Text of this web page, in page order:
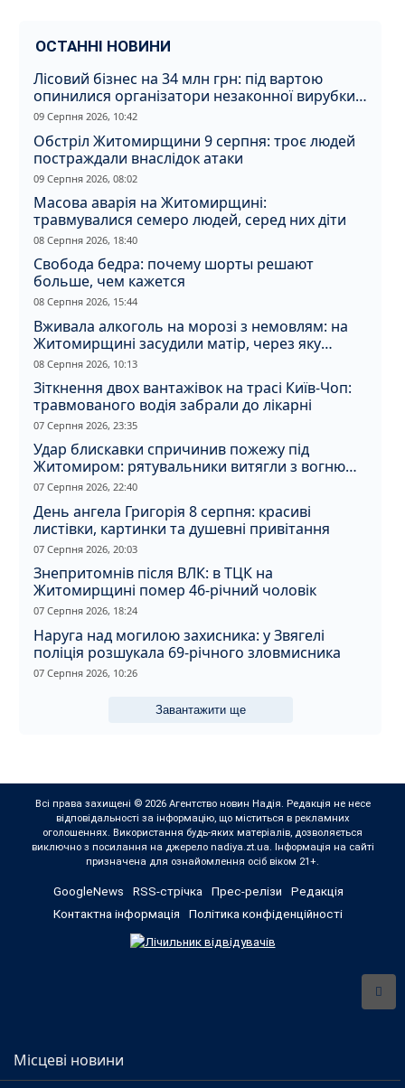
ОСТАННІ НОВИНИ
Лісовий бізнес на 34 млн грн: під вартою
опинилися організатори незаконної вирубки
на Житомирщині
09 Серпня 2026, 10:42
Обстріл Житомирщини 9 серпня: троє людей
постраждали внаслідок атаки
09 Серпня 2026, 08:02
Масова аварія на Житомирщині:
травмувалися семеро людей, серед них діти
08 Серпня 2026, 18:40
Свобода бедра: почему шорты решают
больше, чем кажется
08 Серпня 2026, 15:44
Вживала алкоголь на морозі з немовлям: на
Житомирщині засудили матір, через яку
дитина отримала обмороження
08 Серпня 2026, 10:13
Зіткнення двох вантажівок на трасі Київ-Чоп:
травмованого водія забрали до лікарні
07 Серпня 2026, 23:35
Удар блискавки спричинив пожежу під
Житомиром: рятувальники витягли з вогню
кота
07 Серпня 2026, 22:40
День ангела Григорія 8 серпня: красиві
листівки, картинки та душевні привітання
07 Серпня 2026, 20:03
Знепритомнів після ВЛК: в ТЦК на
Житомирщині помер 46-річний чоловік
07 Серпня 2026, 18:24
Наруга над могилою захисника: у Звягелі
поліція розшукала 69-річного зловмисника
07 Серпня 2026, 10:26
Завантажити ще
Всі права захищені © 2026 Агентство новин Надія. Редакція не несе
відповідальності за інформацію, що міститься в рекламних
оголошеннях. Використання будь-яких матеріалів, дозволяється
виключно з посилання на джерело nadiya.zt.ua. Інформація на сайті
призначена для ознайомлення осіб віком 21+.
GoogleNews RSS-стрічка Прес-релізи
Редакція
Контактна інформація
Політика конфіденційності
Місцеві новини